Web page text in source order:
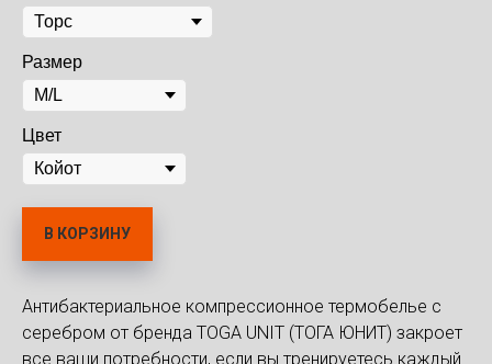
Размер
Цвет
В КОРЗИНУ
Антибактериальное компрессионное термобелье с
серебром от бренда TOGA UNIT (ТОГА ЮНИТ) закроет
все ваши потребности, если вы тренируетесь каждый